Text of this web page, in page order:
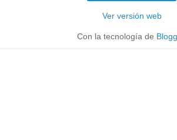
Ver versión web
Con la tecnología de